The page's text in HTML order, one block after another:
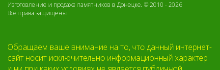
Изготовление и продажа памятников в Донецке. © 2010 - 2026
Все права защищены
Обращаем ваше внимание на то, что данный интернет-
сайт носит исключительно информационный характер